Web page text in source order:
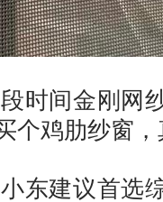
间金刚网
个鸡肋纱窗
建议首选